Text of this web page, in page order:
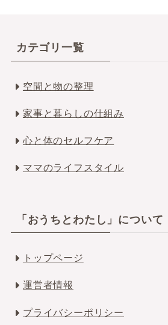
カテゴリ一覧
空間と物の整理
家事と暮らしの仕組み
心と体のセルフケア
ママのライフスタイル
「おうちとわたし」について
トップページ
運営者情報
プライバシーポリシー